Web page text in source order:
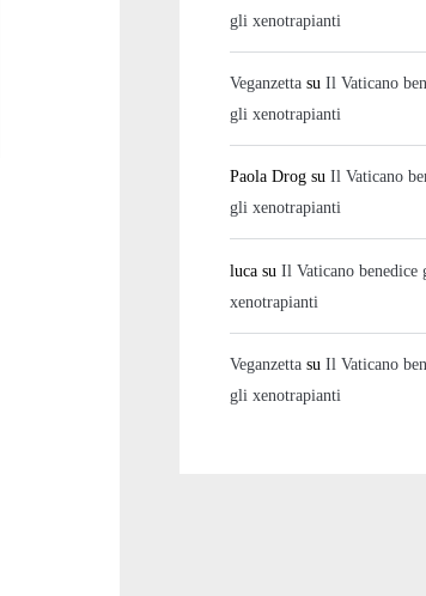
gli xenotrapianti
Veganzetta suIl Vaticano
gli xenotrapianti
Paola Drog suIl Vaticano
gli xenotrapianti
luca suIl Vaticano benedice
xenotrapianti
Veganzetta suIl Vaticano
gli xenotrapianti